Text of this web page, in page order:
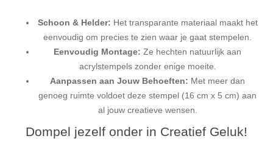
Schoon & Helder: Het transparante materiaal maakt het
eenvoudig om precies te zien waar je gaat stempelen.
Eenvoudig Montage: Ze hechten natuurlijk aan
acrylstempels zonder enige moeite.
Aanpassen aan Jouw Behoeften: Met meer dan
genoeg ruimte voldoet deze stempel (16 cm x 5 cm) aan
al jouw creatieve wensen.
Dompel jezelf onder in Creatief Geluk!